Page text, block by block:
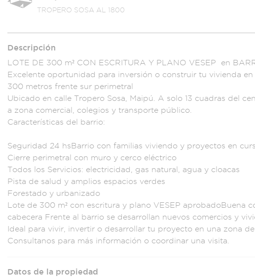
TROPERO SOSA AL 1800
Descripción
LOTE DE 300 m² CON ESCRITURA Y PLANO VESEP en
Excelente oportunidad para inversión o construir tu vivienda
300 metros frente sur perimetral
Ubicado en calle Tropero Sosa, Maipú. A solo 13 cuadras del
a zona comercial, co legios y transporte público.
Características del barrio:
Seguridad 24 hsBarrio con fami lias viviendo y proyectos en
Cierre perimetral con muro y cerco eléctrico
Todos los Servicios: electricidad, gas natural, agua y cloacas
Pista de salud y amplios espacios verdes
Forestado y urbanizado
Lote de 300 m² con escritura y plano VESEP aprobadoBuena
cabecera Frente al barrio se desarrollan nuevos comercios y
Ideal para vivir, invertir o desarrollar tu proyecto en una zona
Consultanos para más información o coordinar una visita.
Datos de la propiedad